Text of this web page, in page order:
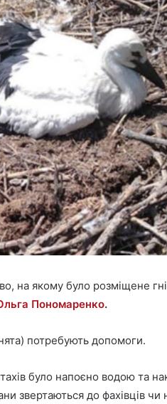
на якому було розміщене
Пономаренко.
потребують допомоги.
було напоєно водою та
звертаються до фахівців чи